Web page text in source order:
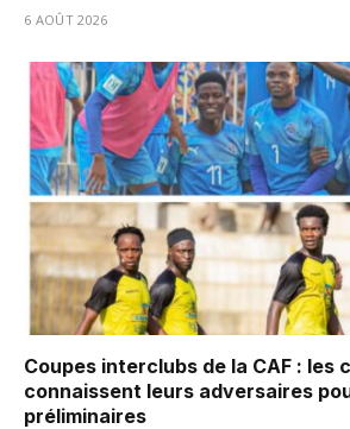
6 AOÛT 2026
Coupes interclubs de la CAF : les
connaissent leurs adversaires
préliminaires